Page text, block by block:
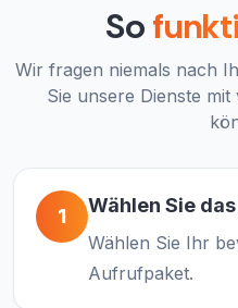
So
Wir fragen niemals nach
Sie unsere Dienste
1 Wählen Sie
Wählen Sie Ihr
Aufrufpaket.